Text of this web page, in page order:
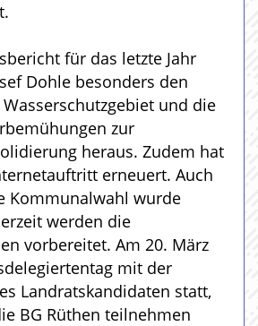
für das letzte Jahr
Dohle besonders den
und die
zur
heraus. Zudem hat
erneuert. Auch
Kommunalwahl wurde
werden die
vorbereitet. Am 20. März
mit der
Landratskandidaten statt,
BG Rüthen teilnehmen